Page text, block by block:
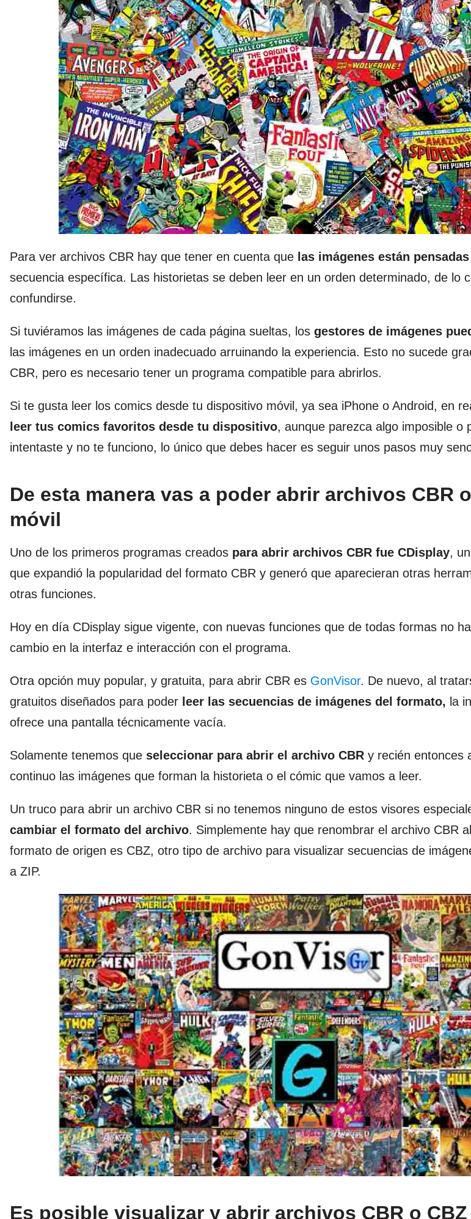
Para ver archivos CBR hay que tener en cuenta que las imágenes están
secuencia específica. Las historietas se deben leer en un orden determinado, de lo
confundirse.
Si tuviéramos las imágenes de cada página sueltas, los gestores de imágenes
las imágenes en un orden inadecuado arruinando la experiencia. Esto no sucede
CBR, pero es necesario tener un programa compatible para abrirlos.
Si te gusta leer los comics desde tu dispositivo móvil, ya sea iPhone o Android, en
leer tus comics favoritos desde tu dispositivo, aunque parezca algo imposible o
intentaste y no te funciono, lo único que debes hacer es seguir unos pasos muy
De esta manera vas a poder abrir archivos CBR
móvil
Uno de los primeros programas creados para abrir archivos CBR fue CDisplay,
que expandió la popularidad del formato CBR y generó que aparecieran otras
otras funciones.
Hoy en día CDisplay sigue vigente, con nuevas funciones que de todas formas no
cambio en la interfaz e interacción con el programa.
Otra opción muy popular, y gratuita, para abrir CBR es GonVisor. De nuevo, al
gratuitos diseñados para poder leer las secuencias de imágenes del formato, la
ofrece una pantalla técnicamente vacía.
Solamente tenemos que seleccionar para abrir el archivo CBR y recién entonces
continuo las imágenes que forman la historieta o el cómic que vamos a leer.
Un truco para abrir un archivo CBR si no tenemos ninguno de estos visores
cambiar el formato del archivo. Simplemente hay que renombrar el archivo CBR
formato de origen es CBZ, otro tipo de archivo para visualizar secuencias de
a ZIP.
Es posible visualizar y abrir archivos CBR o